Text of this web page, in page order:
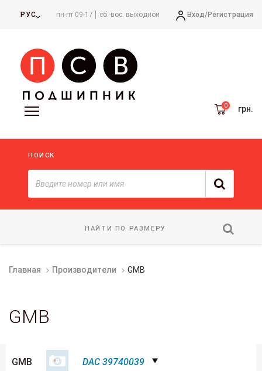
РУС пн-пт 09-17 сб.-вос. выходной Вход/Регистрация
грн.
ПОИСК
НАЙТИ ПО РАЗМЕРУ
Главная Производители GMB
GMB
GMB DAC 39740039